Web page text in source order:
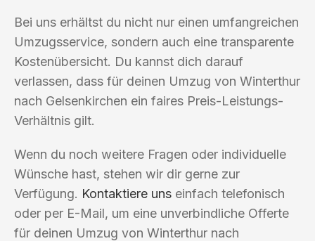
Bei uns erhältst du nicht nur einen umfangreichen
Umzugsservice, sondern auch eine transparente
Kostenübersicht. Du kannst dich darauf
verlassen, dass für deinen Umzug von Winterthur
nach Gelsenkirchen ein faires Preis-Leistungs-
Verhältnis gilt.
Wenn du noch weitere Fragen oder individuelle
Wünsche hast, stehen wir dir gerne zur
Verfügung. Kontaktiere uns einfach telefonisch
oder per E-Mail, um eine unverbindliche Offerte
für deinen Umzug von Winterthur nach